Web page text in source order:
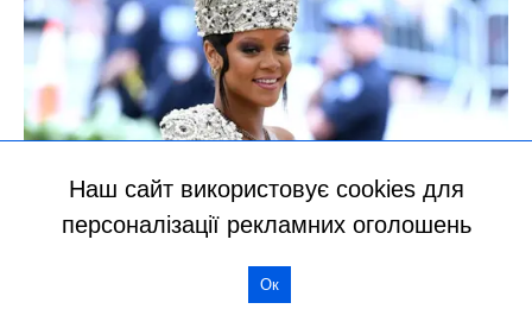
Наш сайт використовує cookies для
персоналізації рекламних оголошень
Ок